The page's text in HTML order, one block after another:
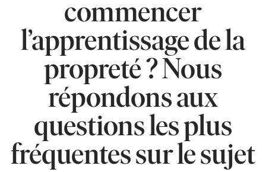
commencer
l’apprentissage de la
propreté ? Nous
répondons aux
questions les plus
fréquentes sur le sujet